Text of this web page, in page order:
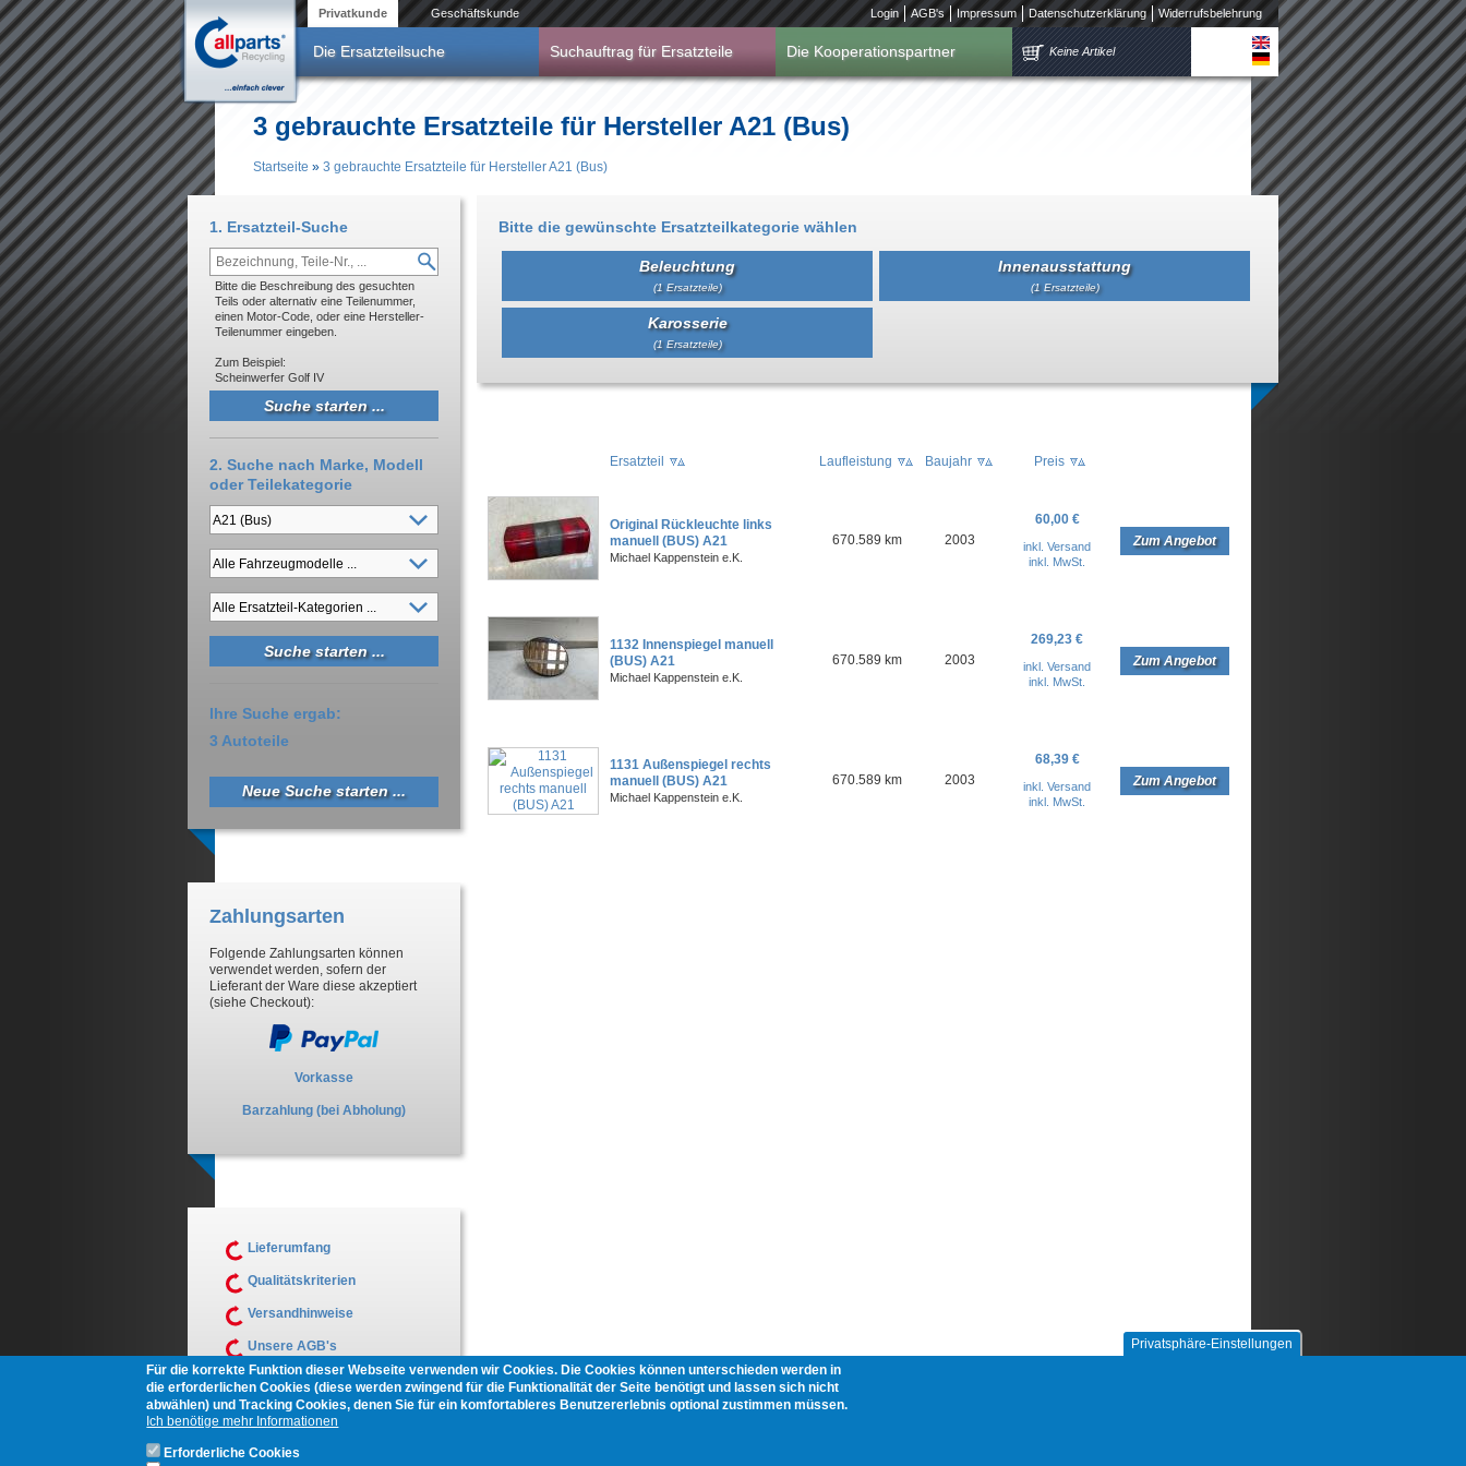
Direkt zum Inhalt Privatkunde Geschäftskunde Login AGB's Impressum Datenschutzerklärung Widerrufsbelehrung
Die Ersatzteilsuche Suchauftrag für Ersatzteile Die Kooperationspartner Keine Artikel
3 gebrauchte Ersatzteile für Hersteller A21 (Bus)
Startseite » 3 gebrauchte Ersatzteile für Hersteller A21 (Bus)
Bitte die gewünschte Ersatzteilkategorie wählen
Beleuchtung
(1 Ersatzteile)
Innenausstattung
(1 Ersatzteile)
Karosserie
(1 Ersatzteile)
Ersatzteil Laufleistung Baujahr Preis
Original Rückleuchte links
manuell (BUS) A21
Michael Kappenstein e.K.
670.589 km 2003
60,00 €
inkl. Versand
inkl. MwSt.
Zum Angebot
1132 Innenspiegel manuell
(BUS) A21
Michael Kappenstein e.K.
670.589 km 2003
269,23 €
inkl. Versand
inkl. MwSt.
Zum Angebot
1131 Außenspiegel rechts
manuell (BUS) A21
Michael Kappenstein e.K.
670.589 km 2003
68,39 €
inkl. Versand
inkl. MwSt.
Zum Angebot
1. Ersatzteil-Suche
Bitte die Beschreibung des gesuchten
Teils oder alternativ eine Teilenummer,
einen Motor-Code, oder eine Hersteller-
Teilenummer eingeben.
Zum Beispiel:
Scheinwerfer Golf IV
2. Suche nach Marke, Modell
oder Teilekategorie
Ihre Suche ergab:
3 Autoteile
Neue Suche starten ...
Zahlungsarten
Folgende Zahlungsarten können
verwendet werden, sofern der
Lieferant der Ware diese akzeptiert
(siehe Checkout):
Vorkasse
Barzahlung (bei Abholung)
Lieferumfang
Qualitätskriterien
Versandhinweise
Unsere AGB's
Muster Widerrufsformular
Privatsphäre-Einstellungen
Für die korrekte Funktion dieser Webseite verwenden wir Cookies. Die Cookies können unterschieden werden in
die erforderlichen Cookies (diese werden zwingend für die Funktionalität der Seite benötigt und lassen sich nicht
abwählen) und Tracking Cookies, denen Sie für ein komfortableres Benutzererlebnis optional zustimmen müssen.
Ich benötige mehr Informationen
Erforderliche Cookies